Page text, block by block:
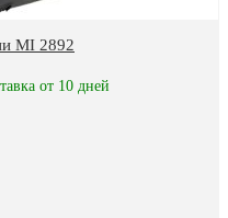
MI 2892
от 10 дней